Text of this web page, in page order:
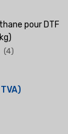
pour DTF
(4)